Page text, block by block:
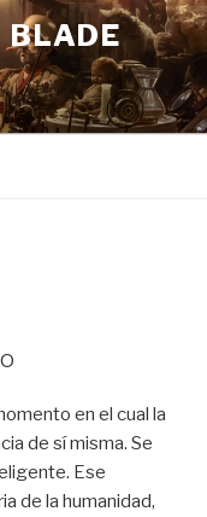
BLADE
en el cual la
de sí misma. Se
Ese
de la humanidad,